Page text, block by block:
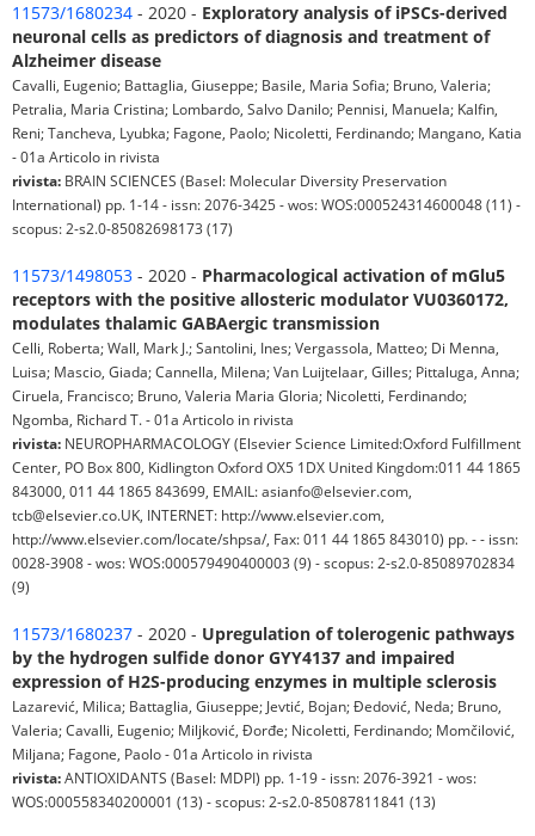
11573/1680234 - 2020 - Exploratory analysis of iPSCs-derived
neuronal cells as predictors of diagnosis and treatment of
Alzheimer disease
Cavalli, Eugenio; Battaglia, Giuseppe; Basile, Maria Sofia; Bruno, Valeria;
Petralia, Maria Cristina; Lombardo, Salvo Danilo; Pennisi, Manuela; Kalfin,
Reni; Tancheva, Lyubka; Fagone, Paolo; Nicoletti, Ferdinando; Mangano, Katia
- 01a Articolo in rivista
rivista: BRAIN SCIENCES (Basel: Molecular Diversity Preservation
International) pp. 1-14 - issn: 2076-3425 - wos: WOS:000524314600048 (11) -
scopus: 2-s2.0-85082698173 (17)
11573/1498053 - 2020 - Pharmacological activation of mGlu5
receptors with the positive allosteric modulator VU0360172,
modulates thalamic GABAergic transmission
Celli, Roberta; Wall, Mark J.; Santolini, Ines; Vergassola, Matteo; Di Menna,
Luisa; Mascio, Giada; Cannella, Milena; Van Luijtelaar, Gilles; Pittaluga, Anna;
Ciruela, Francisco; Bruno, Valeria Maria Gloria; Nicoletti, Ferdinando;
Ngomba, Richard T. - 01a Articolo in rivista
rivista: NEUROPHARMACOLOGY (Elsevier Science Limited:Oxford Fulfillment
Center, PO Box 800, Kidlington Oxford OX5 1DX United Kingdom:011 44 1865
843000, 011 44 1865 843699, EMAIL: asianfo@elsevier.com,
tcb@elsevier.co.UK, INTERNET: http://www.elsevier.com,
http://www.elsevier.com/locate/shpsa/, Fax: 011 44 1865 843010) pp. - - issn:
0028-3908 - wos: WOS:000579490400003 (9) - scopus: 2-s2.0-85089702834
(9)
11573/1680237 - 2020 - Upregulation of tolerogenic pathways
by the hydrogen sulfide donor GYY4137 and impaired
expression of H2S-producing enzymes in multiple sclerosis
Lazarević, Milica; Battaglia, Giuseppe; Jevtić, Bojan; Đedović, Neda; Bruno,
Valeria; Cavalli, Eugenio; Miljković, Đorđe; Nicoletti, Ferdinando; Momčilović,
Miljana; Fagone, Paolo - 01a Articolo in rivista
rivista:ANTIOXIDANTS (Basel: MDPI) pp. 1-19 - issn: 2076-3921 - wos:
WOS:000558340200001 (13) - scopus: 2-s2.0-85087811841 (13)